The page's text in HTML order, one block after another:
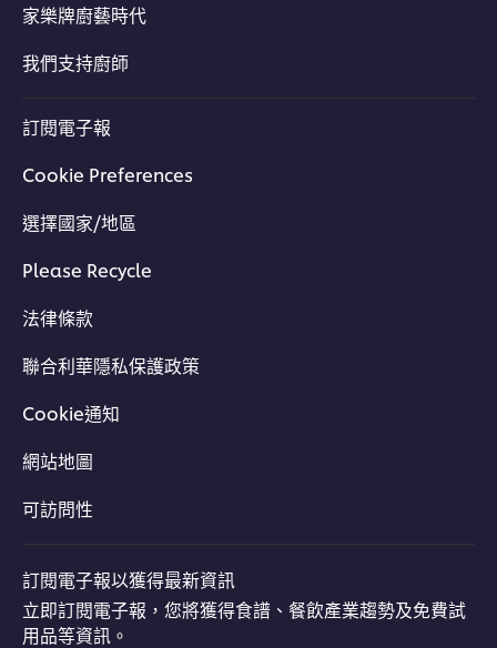
家樂牌廚藝時代
我們支持廚師
訂閱電子報
Cookie Preferences
選擇國家/地區
Please Recycle
法律條款
聯合利華隱私保護政策
Cookie通知
網站地圖
可訪問性
訂閱電子報以獲得最新資訊
立即訂閱電子報，您將獲得食譜、餐飲產業趨勢及免費試
用品等資訊。